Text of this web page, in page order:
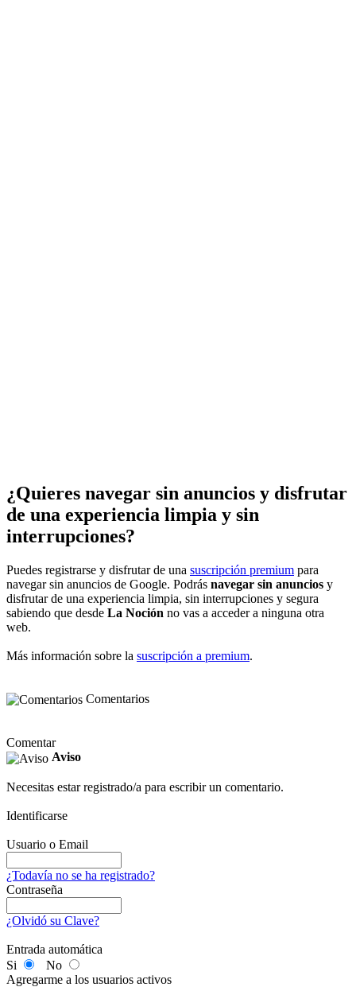
¿Quieres navegar sin anuncios y disfrutar
de una experiencia limpia y sin
interrupciones?
Puedes registrarse y disfrutar de una suscripción premium para
navegar sin anuncios de Google. Podrás navegar sin anuncios y
disfrutar de una experiencia limpia, sin interrupciones y segura
sabiendo que desde La Noción no vas a acceder a ninguna otra
web.
Más información sobre la suscripción a premium.
Comentarios
Comentar
Aviso
Necesitas estar registrado/a para escribir un comentario.
Identificarse
Usuario o Email
¿Todavía no se ha registrado?
Contraseña
¿Olvidó su Clave?
Entrada automática
Si
No
Agregarme a los usuarios activos